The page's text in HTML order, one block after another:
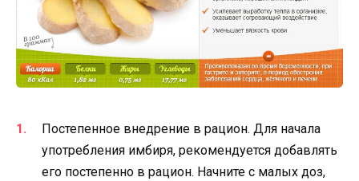
Постепенное внедрение в рацион. Для начала
употребления имбиря, рекомендуется добавлять
его постепенно в рацион. Начните с малых доз,